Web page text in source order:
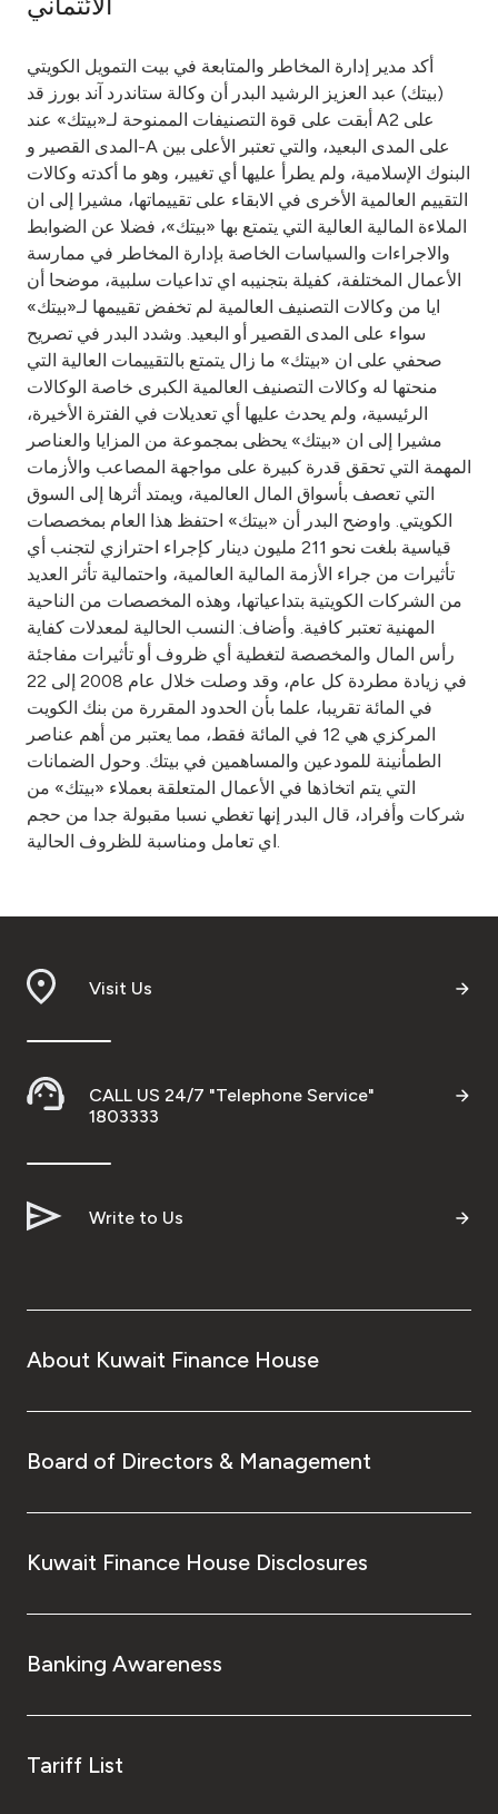
Tools & Services
After Sales Services
Contact us
Branch & ATM locator
Germany
Malaysia
Turkey
Egypt
UK
Kingdom of Bahrain
أكد مدير إدارة المخاطر والمتابعة في بيت التمويل الكويتي
(بيتك) عبد العزيز الرشيد البدر أن وكالة ستاندرد آند بورز قد
أبقت على قوة التصنيفات الممنوحة لـ«بيتك» عند A2 على
المدى القصير و-A على المدى البعيد، والتي تعتبر الأعلى بين
البنوك الإسلامية، ولم يطرأ عليها أي تغيير، وهو ما أكدته وكالات
التقييم العالمية الأخرى في الابقاء على تقييماتها، مشيرا إلى ان
الملاءة المالية العالية التي يتمتع بها «بيتك»، فضلا عن الضوابط
والاجراءات والسياسات الخاصة بإدارة المخاطر في ممارسة
الأعمال المختلفة، كفيلة بتجنيبه اي تداعيات سلبية، موضحا أن
ايا من وكالات التصنيف العالمية لم تخفض تقييمها لـ«بيتك»
سواء على المدى القصير أو البعيد. وشدد البدر في تصريح
صحفي على ان «بيتك» ما زال يتمتع بالتقييمات العالية التي
منحتها له وكالات التصنيف العالمية الكبرى خاصة الوكالات
الرئيسية، ولم يحدث عليها أي تعديلات في الفترة الأخيرة،
مشيرا إلى ان «بيتك» يحظى بمجموعة من المزايا والعناصر
المهمة التي تحقق قدرة كبيرة على مواجهة المصاعب والأزمات
التي تعصف بأسواق المال العالمية، ويمتد أثرها إلى السوق
الكويتي. واوضح البدر أن «بيتك» احتفظ هذا العام بمخصصات
قياسية بلغت نحو 211 مليون دينار كإجراء احترازي لتجنب أي
تأثيرات من جراء الأزمة المالية العالمية، واحتمالية تأثر العديد
من الشركات الكويتية بتداعياتها، وهذه المخصصات من الناحية
المهنية تعتبر كافية. وأضاف: النسب الحالية لمعدلات كفاية
رأس المال والمخصصة لتغطية أي ظروف أو تأثيرات مفاجئة
في زيادة مطردة كل عام، وقد وصلت خلال عام 2008 إلى 22
في المائة تقريبا، علما بأن الحدود المقررة من بنك الكويت
المركزي هي 12 في المائة فقط، مما يعتبر من أهم عناصر
الطمأنينة للمودعين والمساهمين في بيتك. وحول الضمانات
التي يتم اتخاذها في الأعمال المتعلقة بعملاء «بيتك» من
شركات وأفراد، قال البدر إنها تغطي نسبا مقبولة جدا من حجم
اي تعامل ومناسبة للظروف الحالية.
Visit Us
CALL US 24/7 "Telephone Service"
1803333
Write to Us
About Kuwait Finance House
Board of Directors & Management
Kuwait Finance House Disclosures
Banking Awareness
Tariff List